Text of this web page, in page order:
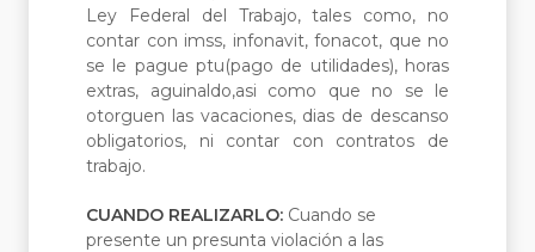
Ley Federal del Trabajo, tales como, no
contar con imss, infonavit, fonacot, que no
se le pague ptu(pago de utilidades), horas
extras, aguinaldo,asi como que no se le
otorguen las vacaciones, dias de descanso
obligatorios, ni contar con contratos de
trabajo.
CUANDO REALIZARLO: Cuando se
presente un presunta violación a las